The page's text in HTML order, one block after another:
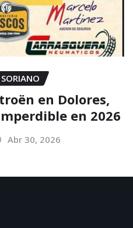
SORIANO
en Dolores,
en 2026
Abr 30, 2026